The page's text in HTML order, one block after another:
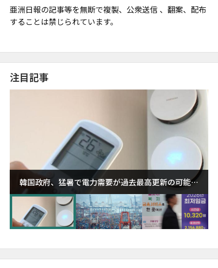
亜洲日報の記事等を無断で複製、公衆送信 、翻案、配布
することは禁じられています。
注目記事
韓国政府、猛暑で電力需要が過去最高更新の可能性
に需給対応体制を点検